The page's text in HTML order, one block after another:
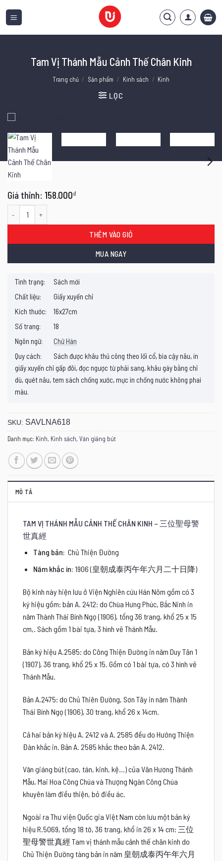
qua
Tam Vị Thánh Mẫu Cảnh Thế Chân Kinh
Trang chủ / Sản phẩm / Kinh sách / Kinh
LỌC
158.000₫
THÊM VÀO GIỎ
MUA NGAY
Tình trạng:
Sách mới
Chất liệu:
Giấy xuyến chỉ
Kích thước:
16x27cm
Số trang:
18
Ngôn ngữ:
Chữ Hán
Quy cách:
Sách được khâu thủ công theo lối cổ, bìa cậy nâu, in
giấy xuyến chỉ gấp đôi, đọc ngược từ phải sang, khâu gáy bằng chỉ
dù, quét nâu, tem sách chống xước, mực in chống nước không phai
màu.
SKU: SAVLNA618
Danh mục: Kinh, Kinh sách, Văn giáng bút
MÔ TẢ
TAM VỊ THÁNH MẪU CẢNH THẾ CHÂN KINH – 三位聖母警
世真經
Tàng bản: Chủ Thiện Đường
Năm khắc in: 1906 (皇朝成泰丙午年六月二十日降)
Bộ kinh này hiện lưu ở Viện Nghiên cứu Hán Nôm gồm có 3
ký hiệu gồm: bản A. 2412: do Chùa Hưng Phúc, Bắc Ninh in
năm Thành Thái Bính Ngọ (1906), tổng 36 trang, khổ 25 x 15
cm,. Sách gồm 1 bài tựa, 3 hình vẽ Thánh Mẫu.
Bản ký hiệu A.2585: do Công Thiện Đường in năm Duy Tân 1
(1907), 36 trang, khổ 25 x 15. Gồm có 1 bài tựa, có 3 hình vẽ
Thánh Mẫu.
Bản A.2475: do Chủ Thiên Đường, Sơn Tây in năm Thành
Thái Bính Ngọ (1906), 30 trang, khổ 26 x 14cm.
Cả hai bản ký hiệu A. 2412 và A. 2585 đều do Hướng Thiện
Đàn khắc in. Bản A. 2585 khắc theo bản A. 2412.
Văn giáng bút (cao, tán, kinh, kệ…) của Vân Hương Thánh
Mẫu, Mai Hoa Công Chúa và Thượng Ngàn Công Chúa
khuyên làm điều thiện, bỏ điều ác.
Ngoài ra Thư viện Quốc gia Việt Nam còn lưu một bản ký
hiệu R.5069, tổng 18 tờ, 36 trang, khổ in 26 x 14 cm: 三位
聖母警世真經 Tam vị thánh mẫu cảnh thế chân kinh do
Chủ Thiện Đường tàng bản in năm 皇朝成泰丙午年六月